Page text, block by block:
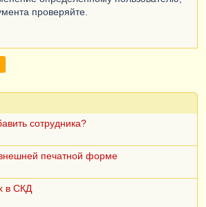
проверяйте.
сотрудника?
печатной форме
в СКД